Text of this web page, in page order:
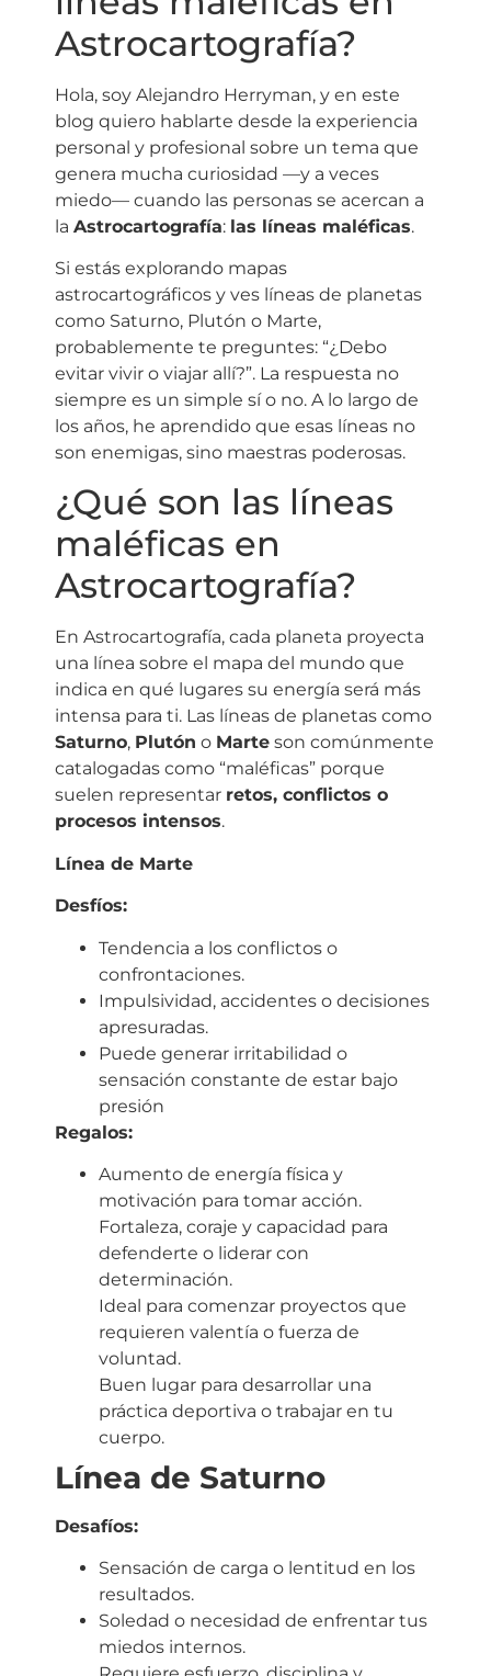
Astrocartografía?
Hola, soy Alejandro Herryman, y en este
blog quiero hablarte desde la experiencia
personal y profesional sobre un tema que
genera mucha curiosidad —y a veces
miedo— cuando las personas se acercan a
la Astrocartografía: las líneas maléficas.
Si estás explorando mapas
astrocartográficos y ves líneas de planetas
como Saturno, Plutón o Marte,
probablemente te preguntes: “¿Debo
evitar vivir o viajar allí?”. La respuesta no
siempre es un simple sí o no. A lo largo de
los años, he aprendido que esas líneas no
son enemigas, sino maestras poderosas.
¿Qué son las líneas
maléficas en
Astrocartografía?
En Astrocartografía, cada planeta proyecta
una línea sobre el mapa del mundo que
indica en qué lugares su energía será más
intensa para ti. Las líneas de planetas como
Saturno, Plutón o Marte son comúnmente
catalogadas como “maléficas” porque
suelen representar retos, conflictos o
procesos intensos.
Línea de Marte
Desfíos:
Tendencia a los conflictos o
confrontaciones.
Impulsividad, accidentes o decisiones
apresuradas.
Puede generar irritabilidad o
sensación constante de estar bajo
presión
Regalos:
Aumento de energía física y
motivación para tomar acción.
Fortaleza, coraje y capacidad para
defenderte o liderar con
determinación.
Ideal para comenzar proyectos que
requieren valentía o fuerza de
voluntad.
Buen lugar para desarrollar una
práctica deportiva o trabajar en tu
cuerpo.
Línea de Saturno
Desafíos:
Sensación de carga o lentitud en los
resultados.
Soledad o necesidad de enfrentar tus
miedos internos.